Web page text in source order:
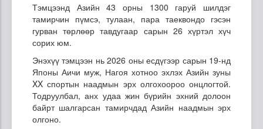
Тэмцээнд Азийн 43 орны 1300 гаруй шилдэг
тамирчин пүмсэ, тулаан, пара таеквондо гэсэн
гурван төрлөөр тавдугаар сарын 26 хүртэл хүч
сорих юм.
Энэхүү тэмцээн нь 2026 оны есдүгээр сарын 19-нд
Японы Аичи муж, Нагоя хотноо эхлэх Азийн зуны
XX спортын наадмын эрх олгохоороо онцлогтой.
Тодруулбал, анх удаа жин бүрийн эхний долоон
байрт шалгарсан тамирчдад Азийн наадмын эрх
олгоно.